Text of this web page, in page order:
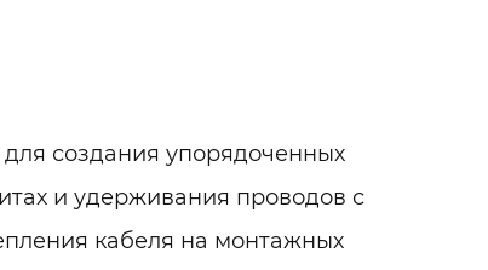
создания упорядоченных
и удерживания проводов с
кабеля на монтажных